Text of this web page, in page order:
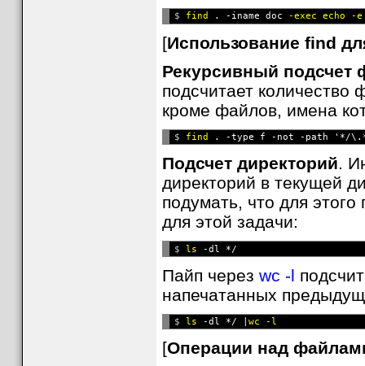
$ find . -iname doc -exec echo
[Использование find
Рекурсивный
подсчитает количество
кроме файлов, имена
$ find . -type f -not -path '*/
Подсчет директорий.
директорий в текущей
подумать, что для
для этой задачи:
$ ls
Пайп через wc -l
напечатанных
$ ls -dl */ |
[Операции над